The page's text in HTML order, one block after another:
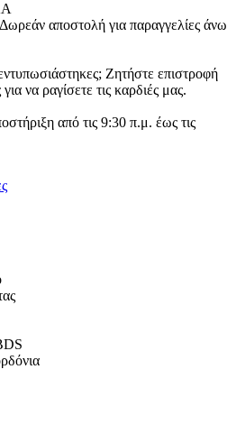
Δωρεάν αποστολή για παραγγελίες άνω
Ζητήστε επιστροφή
να ραγίσετε τις καρδιές μας.
από τις 9:30 π.μ. έως τις